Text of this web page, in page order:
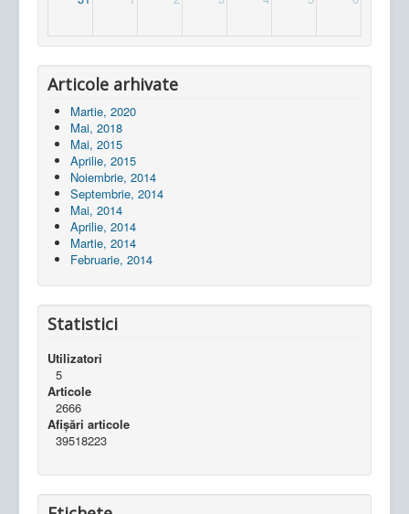
Articole arhivate
Martie, 2020
Mai, 2018
Mai, 2015
Aprilie, 2015
Noiembrie, 2014
Septembrie, 2014
Mai, 2014
Aprilie, 2014
Martie, 2014
Februarie, 2014
Statistici
Utilizatori
5
Articole
2666
Afișări articole
39518223